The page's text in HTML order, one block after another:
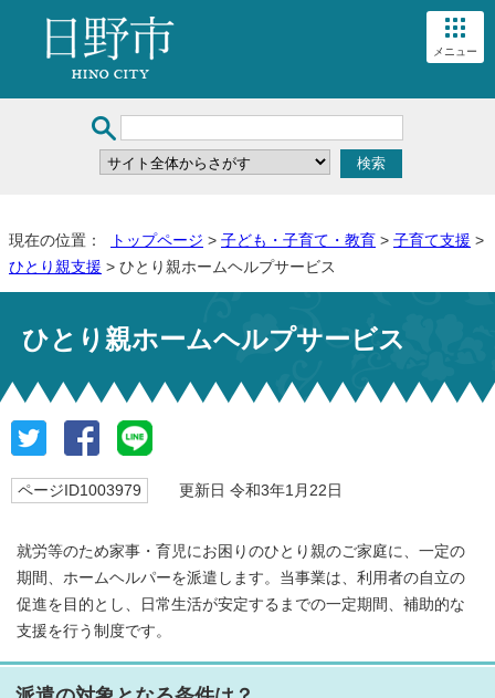
メニュー
現在の位置： トップページ > 子ども・子育て・教育 > 子育て支援 >
ひとり親支援 > ひとり親ホームヘルプサービス
ひとり親ホームヘルプサービス
ページID1003979 更新日 令和3年1月22日
就労等のため家事・育児にお困りのひとり親のご家庭に、一定の
期間、ホームヘルパーを派遣します。当事業は、利用者の自立の
促進を目的とし、日常生活が安定するまでの一定期間、補助的な
支援を行う制度です。